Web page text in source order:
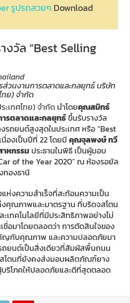
รูปรถสวยๆ Download
งวัล “Best Selling
วนงานการตลาดและกลยุทธ์ บริษัท
ทย) จำกัด
ะเทศไทย) จำกัด นำโดยคุณสมิทธ์
รตลาดและกลยุทธ์ขึ้นรับรางวัล
ถยนต์สูงสุดในประเทศ หรือ “Best
นื่องเป็นปีที่ 22 โดยมีคุณจุลพงษ์ ทวี
หกรรม ประธานในพิธี เป็นผู้มอบ
of the Year 2020” ณ ห้องรอยัล
องธานี
งความสำเร็จที่สะท้อนความเป็น
คุณภาพและมาตรฐาน ที่บริดจสโตน
ทคโนโลยีที่มีประสิทธิภาพอย่างไม่
ชื่อมาโดยตลอดว่า การตัดสินใจของ
ญกับคุณภาพ และความปลอดภัยมา
ถยนต์เป็นสิ่งเดียวที่สัมผัสพื้นถนน
โตนที่ยังคงส่งมอบผลิตภัณฑ์ยาง
ริโภคให้ปลอดภัยและดีที่สุดตลอด